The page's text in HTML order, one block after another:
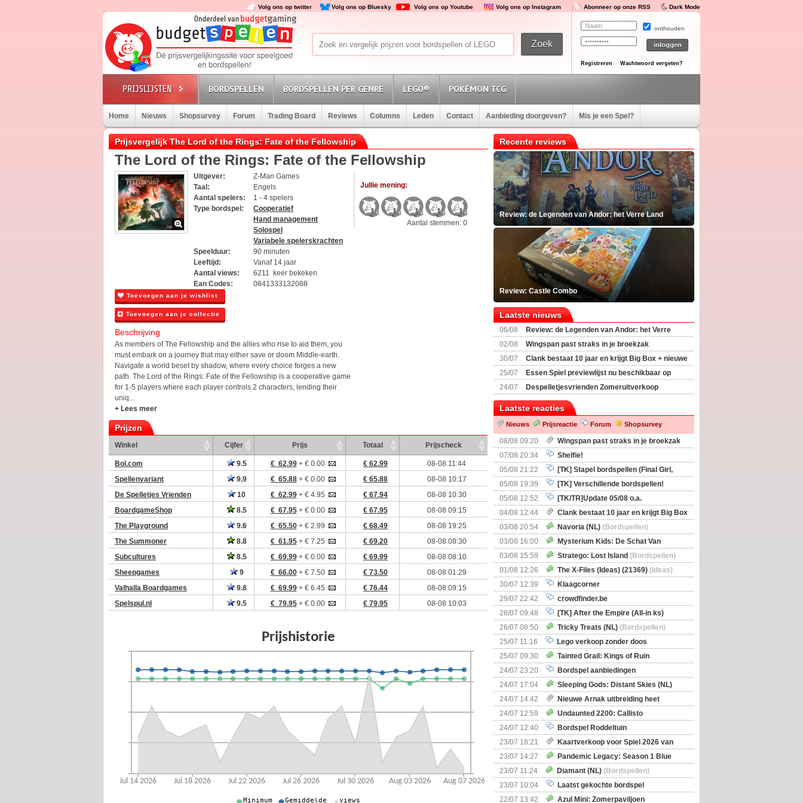
Volg ons op twitter Volg ons op Bluesky Volg ons op Youtube Volg ons op Instagram Abonneer op onze RSS Dark Mode
onthouden
Registreren Wachtwoord vergeten?
BORDSPELLEN BORDSPELLEN PER GENRE LEGO® POKÉMON TCG
Home Nieuws Shopsurvey Forum Trading Board Reviews Columns Leden Contact Aanbieding doorgeven? Mis je een Spel?
Prijsvergelijk The Lord of the Rings: Fate of the Fellowship
The Lord of the Rings: Fate of the Fellowship
Uitgever:
Z-Man Games
Taal:
Engels
Aantal spelers:
1 - 4 spelers
Type bordspel:
Cooperatief
Hand management
Solospel
Variabele spelerskrachten
Speelduur:
90 minuten
Leeftijd:
Vanaf 14 jaar
Aantal views:
6211 keer bekeken
Ean Codes:
0841333132088
Toevoegen aan je wishlist
Toevoegen aan je collectie
Beschrijving
As members of The Fellowship and the allies who rise to aid them, you
must embark on a journey that may either save or doom Middle-earth.
Navigate a world beset by shadow, where every choice forges a new
path. The Lord of the Rings: Fate of the Fellowship is a cooperative game
for 1-5 players where each player controls 2 characters, lending their
uniq...
+ Lees meer
Jullie mening:
Aantal stemmen: 0
Prijzen
Winkel Cijfer Prijs Totaal Prijscheck
Bol.com 9.5 € 62.99+ € 0.00 € 62.99
08-08 11:44
Spellenvariant
9.9 € 65.88+ € 0.00 € 65.88
08-08 10:17
De Spelletjes Vrienden
10 € 62.99+ € 4.95 € 67.94
08-08 10:30
BoardgameShop
8.5 € 67.95+ € 0.00 € 67.95
08-08 09:15
The Playground
9.6 € 65.50+ € 2.99 € 68.49
08-08 19:25
The Summoner
8.8 € 61.95+ € 7.25 € 69.20
08-08 08:30
Subcultures
8.5 € 69.99+ € 0.00 € 69.99
08-08 08:10
Sheepgames
9 € 66.00+ € 7.50 € 73.50
08-08 01:29
Valhalla Boardgames
9.8 € 69.99+ € 6.45 € 76.44
08-08 09:15
Spelspul.nl
9.5 € 79.95+ € 0.00 € 79.95 08-08 10:03
Recente reviews
Review: de Legenden van Andor: het Verre Land
Review: Castle Combo
Laatste nieuws
06/08
Review: de Legenden van Andor: het Verre
Land
02/08
Wingspan past straks in je broekzak
30/07
Clank bestaat 10 jaar en krijgt Big Box + nieuwe
uitbreiding
25/07
Essen Spiel previewlijst nu beschikbaar op
Boardgamegeek
24/07
Despelletjesvrienden Zomeruitverkoop
Laatste reacties
Nieuws Prijsreactie Forum Shopsurvey
08/08 09:20
Wingspan past straks in je broekzak
07/08 20:34
Shelfie!
05/08 21:22
[TK] Stapel bordspellen (Final Girl,
Nemesis Retaliation, Zombicide Invader)
05/08 19:39
[TK] Verschillende bordspellen!
05/08 12:52
[TK/TR]Update 05/08 o.a.
Prijsverlagingen, Imperium Horizons, 20 Strong
04/08 12:44
Clank bestaat 10 jaar en krijgt Big Box
+ nieuwe uitbreiding
03/08 20:54 Navoria (NL) (Bordspellen)
03/08 16:00
Mysterium Kids: De Schat Van
Kapitein Boe
(Bordspellen)
03/08 15:59 Stratego: Lost Island (Bordspellen)
01/08 12:26
The X-Files (Ideas) (21369) (Ideas)
30/07 12:39
Klaagcorner
29/07 22:42
crowdfinder.be
28/07 09:48
[TK] After the Empire (All-in ks)
26/07 08:50
Tricky Treats (NL) (Bordspellen)
25/07 11:16
Lego verkoop zonder doos
25/07 09:30
Tainted Grail: Kings of Ruin
Uitbreiding: Wyrd Encounters(Bordspellen)
24/07 23:20
Bordspel aanbiedingen
24/07 17:04
Sleeping Gods: Distant Skies (NL)
(Bordspellen)
24/07 14:42
Nieuwe Arnak uitbreiding heet
Surprise Shipments
24/07 12:59
Undaunted 2200: Callisto
(Bordspellen)
24/07 12:40
Bordspel Roddeltuin
23/07 18:21
Kaartverkoop voor Spiel 2026 van
start
23/07 14:27
Pandemic Legacy: Season 1 Blue
(Bordspellen)
23/07 11:24 Diamant (NL) (Bordspellen)
23/07 10:04
Laatst gekochte bordspel
22/07 13:42
Azul Mini: Zomerpaviljoen